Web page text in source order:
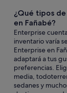
¿Qué tipos
en Fañabé?
Enterprise
inventario varía
Enterprise en
adaptará a tus
preferencias.
media,
sedanes y